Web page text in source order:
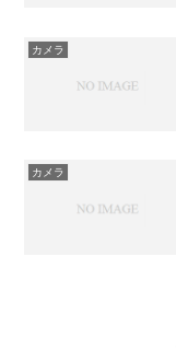
カメラ
カメラ